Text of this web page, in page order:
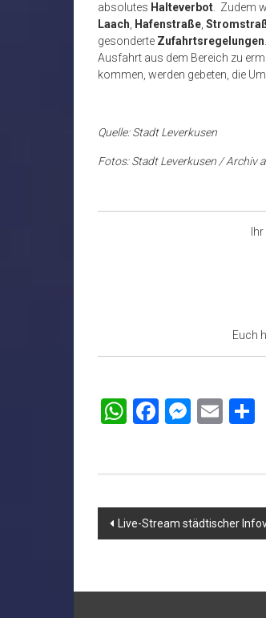
absolutes Halteverbot. Zudem
Laach, Hafenstraße,
gesonderte Zufahrtsregelungen
Ausfahrt aus dem Bereich zu
kommen, werden gebeten, die
Quelle: Stadt Leverkusen
Fotos: Stadt Leverkusen / Archiv
Euch
WhatsApp
Facebook
Live-Stream städtischer